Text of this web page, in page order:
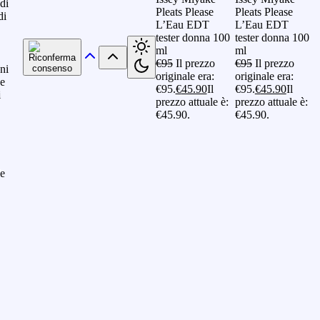
Pleats Please
L’Eau EDT
tester donna 100
ml
€95 Il prezzo
originale era:
€95.€45.90Il
prezzo attuale è:
€45.90.
Pleats Please
L’Eau EDT
tester donna 100
ml
€95 Il prezzo
originale era:
€95.€45.90Il
prezzo attuale è:
€45.90.